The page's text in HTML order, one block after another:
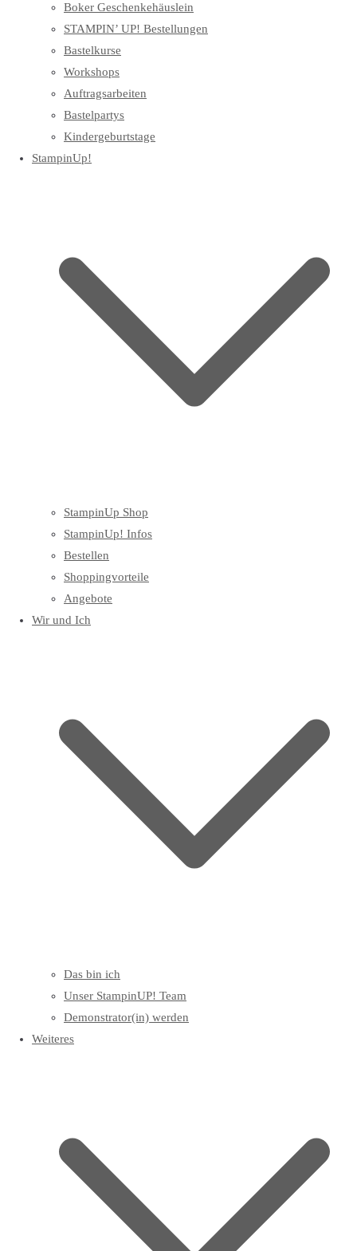
Boker Geschenkehäuslein
STAMPIN’ UP! Bestellungen
Bastelkurse
Workshops
Auftragsarbeiten
Bastelpartys
Kindergeburtstage
StampinUp!
StampinUp Shop
StampinUp! Infos
Bestellen
Shoppingvorteile
Angebote
Wir und Ich
Das bin ich
Unser StampinUP! Team
Demonstrator(in) werden
Weiteres